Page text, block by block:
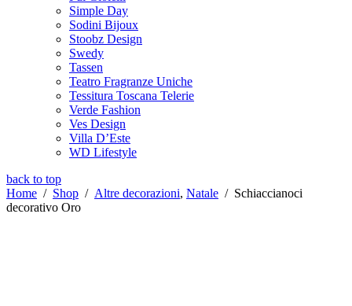
Simple Day
Sodini Bijoux
Stoobz Design
Swedy
Tassen
Teatro Fragranze Uniche
Tessitura Toscana Telerie
Verde Fashion
Ves Design
Villa D’Este
WD Lifestyle
back to top
Home / Shop / Altre decorazioni, Natale / Schiaccianoci
decorativo Oro